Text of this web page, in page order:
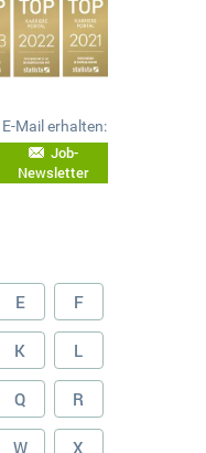
Mail erhalten:
Job-
Newsletter
E F
K L
Q R
W X